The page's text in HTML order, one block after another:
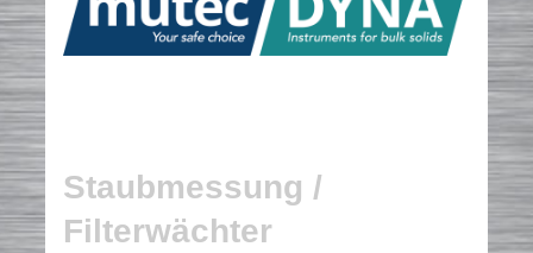
Staubmessung /
Filterwächter